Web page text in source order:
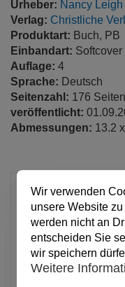
Urheber: Nancy
Verlag: Christliche
Produktart: Buch, PB
Einbandart: Softcover
Auflage: 4
Sprache: Deutsch
Seitenzahl: 176 Seiten
veröffentlicht:
Abmessungen: 13.2
In
Wir verwenden
unsere Website
werden nicht an
entscheiden Sie
wir speichern
Weitere